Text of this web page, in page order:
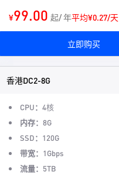
¥99.00 起/ 年平均¥0.27/天
立即购买
香港DC2-8G
CPU： 4核
内存： 8G
SSD： 120G
带宽： 1Gbps
流量： 5TB